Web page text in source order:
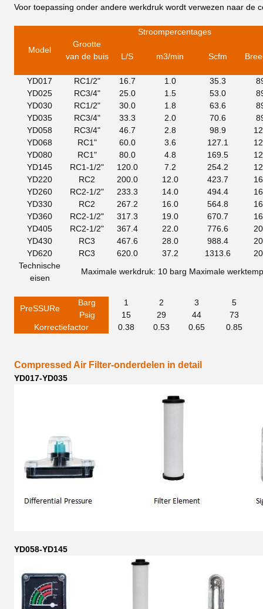
Voor toepassing onder andere werkdruk wordt verwezen naar de
Model
Grootte
van de buis
Stroompercentages
L/S m3/min Scfm
YD017 RC1/2" 16.7 1.0 35.3
YD025
RC3/4" 25.0 1.5 53.0
YD030
RC1/2" 30.0 1.8 63.6
YD035
RC3/4" 33.3 2.0 70.6
YD058
RC3/4" 46.7 2.8 98.9
YD068
RC1" 60.0 3.6 127.1
YD080
RC1" 80.0 4.8 169.5
YD145
RC1-1/2" 120.0 7.2 254.2
YD220
RC2 200.0 12.0 423.7
YD260
RC2-1/2" 233.3 14.0 494.4
YD330
RC2 267.2 16.0 564.8
YD360
RC2-1/2" 317.3 19.0 670.7
YD405
RC2-1/2" 367.4 22.0 776.6
YD430
RC3 467.6 28.0 988.4
YD620
RC3 620.0 37.2 1313.6
Technische
eisen
Maximale werkdruk: 10 barg Maximale
PreSSURe
Barg 1 2 3
5
Psig
15 29 44
73
Korrectiefactor
0.38 0.53 0.65 0.85
Compressed Air Filter-onderdelen in detail
YD017-YD035
YD058-YD145